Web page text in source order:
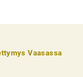
Vaasassa